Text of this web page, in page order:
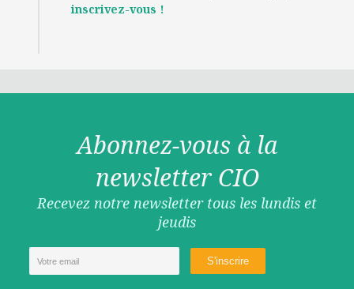
inscrivez-vous !
Abonnez-vous à la
newsletter CIO
Recevez notre newsletter tous les lundis et
jeudis